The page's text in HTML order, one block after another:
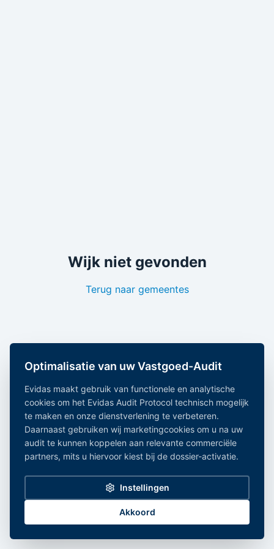
Wijk niet gevonden
Terug naar gemeentes
Optimalisatie van uw Vastgoed-Audit
Evidas maakt gebruik van functionele en analytische
cookies om het Evidas Audit Protocol technisch mogelijk
te maken en onze dienstverlening te verbeteren.
Daarnaast gebruiken wij marketingcookies om u na uw
audit te kunnen koppelen aan relevante commerciële
partners, mits u hiervoor kiest bij de dossier-activatie.
Instellingen
Akkoord